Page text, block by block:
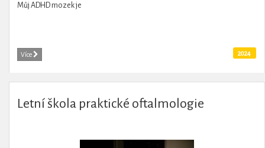
Můj ADHD mozek je
Více 2024
Letní škola praktické oftalmologie